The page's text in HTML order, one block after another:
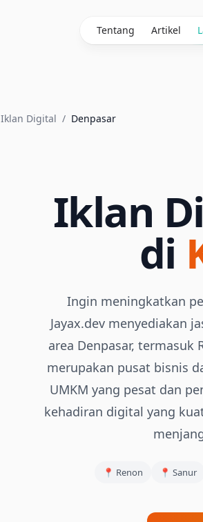
Tentang Artikel
Iklan Digital / Denpasar
Iklan
di
Ingin meningkatkan
Jayax.dev menyediakan
area Denpasar, termasuk
merupakan pusat bisnis
UMKM yang pesat dan
kehadiran digital yang
📍 Renon 📍 Sanur